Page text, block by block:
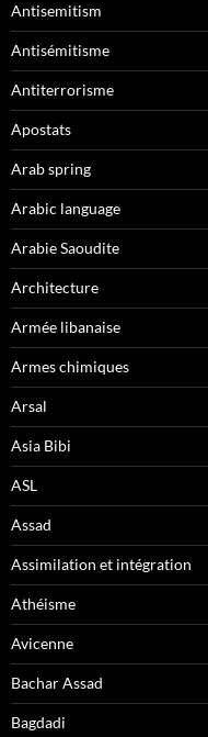
Antisemitism
Antisémitisme
Antiterrorisme
Apostats
Arab spring
Arabic language
Arabie Saoudite
Architecture
Armée libanaise
Armes chimiques
Arsal
Asia Bibi
ASL
Assad
Assimilation et intégration
Athéisme
Avicenne
Bachar Assad
Bagdadi